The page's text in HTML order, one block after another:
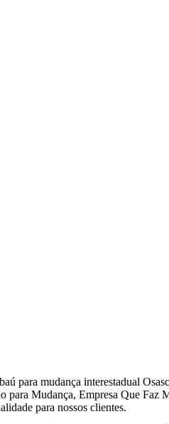
para mudança interestadual
para Mudança, Empresa Que Faz
para nossos clientes.